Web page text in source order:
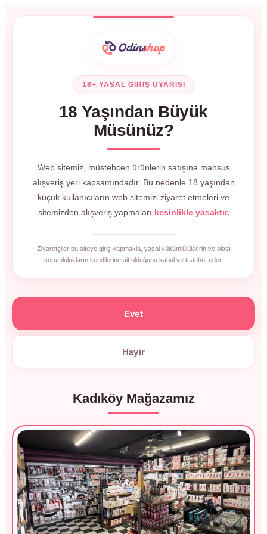
18+ YASAL GIRIŞ UYARISI
18 Yaşından Büyük
Müsünüz?
Web sitemiz, müstehcen ürünlerin satışına mahsus
alışveriş yeri kapsamındadır. Bu nedenle 18 yaşından
küçük kullanıcıların web sitemizi ziyaret etmeleri ve
sitemizden alışveriş yapmaları kesinlikle yasaktır.
Ziyaretçiler bu siteye giriş yapmakla, yasal yükümlülüklerin ve olası
sorumlulukların kendilerine ait olduğunu kabul ve taahhüt eder.
Kadıköy Mağazamız
Evet
Hayır